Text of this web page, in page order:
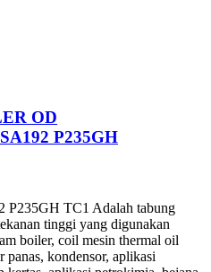
OD
P235GH
P235GH TC1 Adalah tabung
tinggi yang digunakan
boiler, coil mesin thermal oil
panas, kondensor, aplikasi